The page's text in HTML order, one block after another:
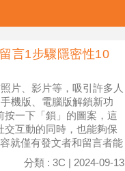
言1步驟隱密性10
片、影片等，吸引許多人
機版、電腦版解鎖新功
一下「鎖」的圖案，這
互動的同時，也能夠保
就僅有發文者和留言者能
分類 : 3C | 2024-09-13